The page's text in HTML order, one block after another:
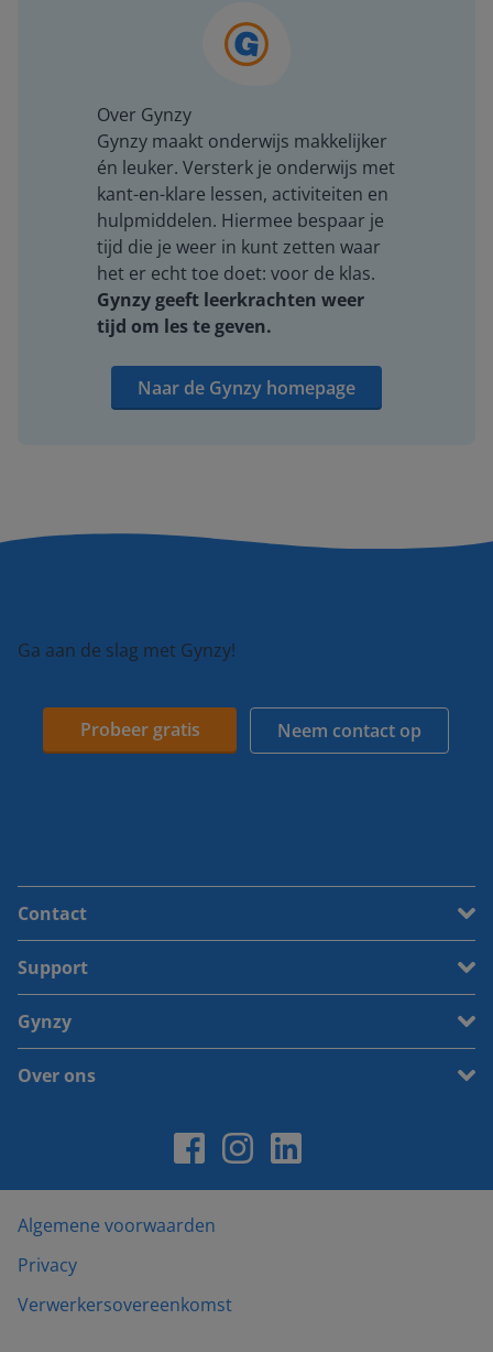
Over Gynzy
Gynzy maakt onderwijs makkelijker
én leuker. Versterk je onderwijs met
kant-en-klare lessen, activiteiten en
hulpmiddelen. Hiermee bespaar je
tijd die je weer in kunt zetten waar
het er echt toe doet: voor de klas.
Gynzy geeft leerkrachten weer
tijd om les te geven.
Naar de Gynzy homepage
Ga aan de slag met Gynzy!
Probeer gratis Neem contact op
Contact
Support
Gynzy
Over ons
Algemene voorwaarden
Privacy
Verwerkersovereenkomst